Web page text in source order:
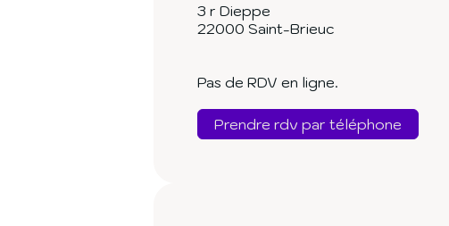
3 r Dieppe
22000 Saint-Brieuc
Pas de RDV en ligne.
Prendre rdv par téléphone